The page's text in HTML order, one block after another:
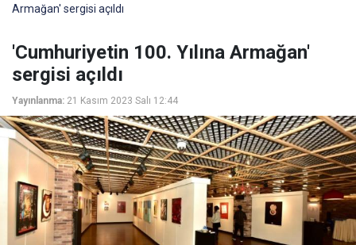
Armağan' sergisi açıldı
'Cumhuriyetin 100. Yılına Armağan'
sergisi açıldı
Yayınlanma: 21 Kasım 2023 Salı 12:44